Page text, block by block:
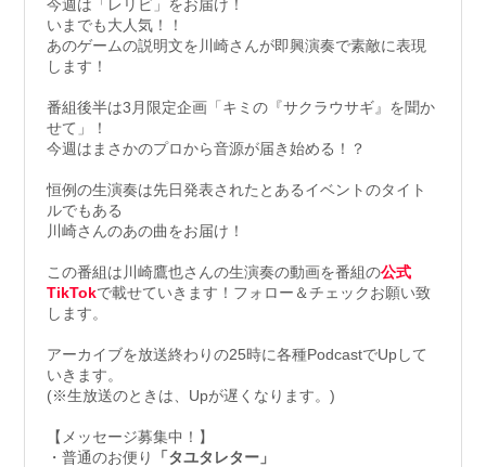
今週は「レリビ」をお届け！
いまでも大人気！！
あのゲームの説明文を川崎さんが即興演奏で素敵に表現
します！
番組後半は3月限定企画「キミの『サクラウサギ』を聞か
せて」！
今週はまさかのプロから音源が届き始める！？
恒例の生演奏は先日発表されたとあるイベントのタイト
ルでもある
川崎さんのあの曲をお届け！
この番組は川崎鷹也さんの生演奏の動画を番組の公式
TikTokで載せていきます！フォロー＆チェックお願い致
します。
アーカイブを放送終わりの25時に各種PodcastでUpして
いきます。
(※生放送のときは、Upが遅くなります。)
【メッセージ募集中！】
・普通のお便り
「タユタレター」